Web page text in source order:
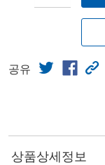
공유
상품상세정보